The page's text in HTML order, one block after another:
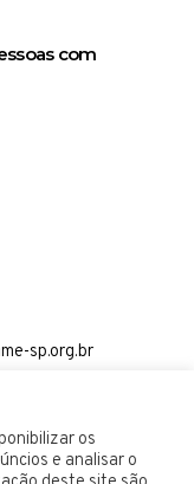
com
sp.org.br
os
e analisar o